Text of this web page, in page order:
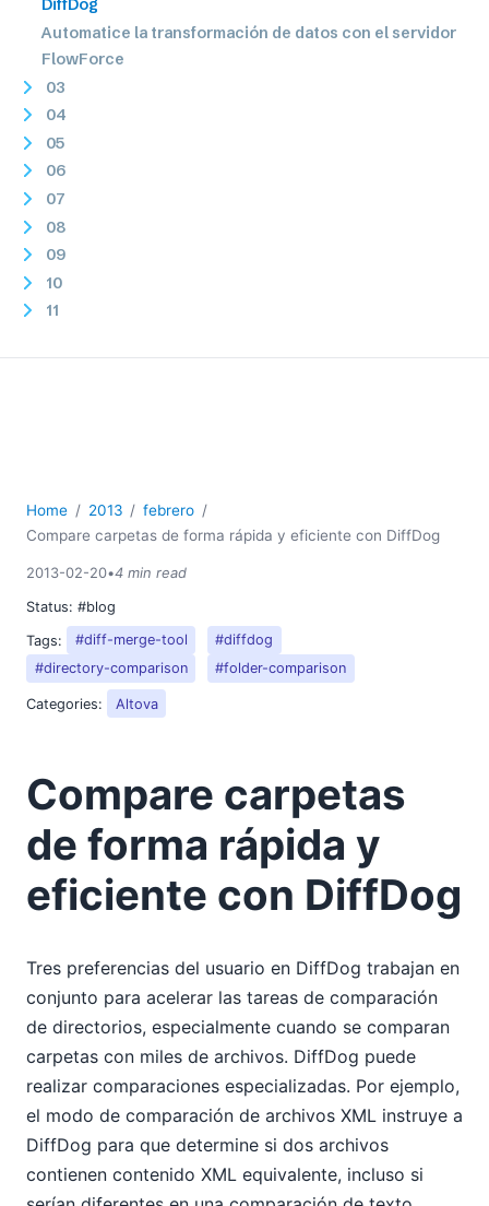
DiffDog
Automatice la transformación de datos con el servidor
FlowForce
03
04
05
06
07
08
09
10
11
2007
Home 2013
febrero
Compare carpetas de forma rápida y eficiente con DiffDog
2013-02-20•4 min read
Status: #blog
Tags:
#diff-merge-tool
#diffdog
#directory-comparison
#folder-comparison
Categories: Altova
Compare carpetas
de forma rápida y
eficiente con DiffDog
Tres preferencias del usuario en DiffDog trabajan en
conjunto para acelerar las tareas de comparación
de directorios, especialmente cuando se comparan
carpetas con miles de archivos. DiffDog puede
realizar comparaciones especializadas. Por ejemplo,
el modo de comparación de archivos XML instruye a
DiffDog para que determine si dos archivos
contienen contenido XML equivalente, incluso si